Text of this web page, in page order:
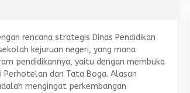
rencana strategis Dinas Pendidikan
kejuruan negeri, yang mana
pendidikannya, yaitu dengan membuka
dan Tata Boga. Alasan
mengingat perkembangan